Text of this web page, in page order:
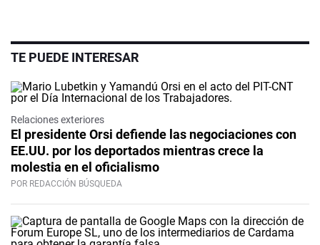
TE PUEDE INTERESAR
Relaciones exteriores
El presidente Orsi defiende las negociaciones con
EE.UU. por los deportados mientras crece la
molestia en el oficialismo
POR REDACCIÓN BÚSQUEDA